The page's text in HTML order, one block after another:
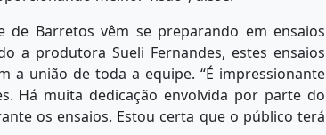
de Barretos vêm se preparando em ensaios
a produtora Sueli Fernandes, estes ensaios
a união de toda a equipe. “É impressionante
Há muita dedicação envolvida por parte do
os ensaios. Estou certa que o público terá